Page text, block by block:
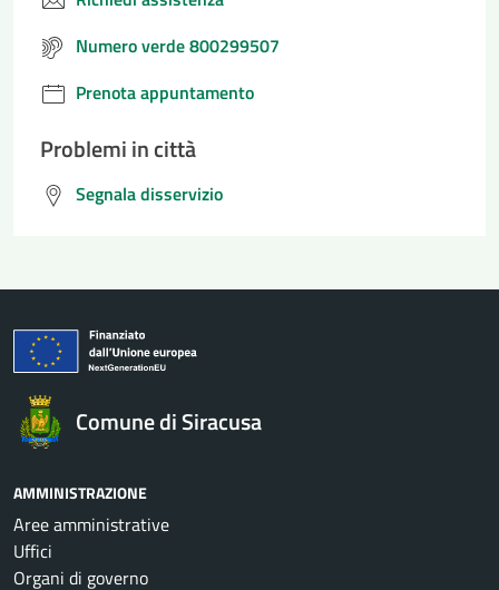
Numero verde 800299507
Prenota appuntamento
Problemi in città
Segnala disservizio
Comune di Siracusa
AMMINISTRAZIONE
Aree amministrative
Uffici
Organi di governo